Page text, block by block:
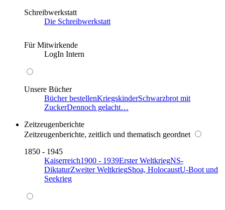
Schreibwerkstatt
Die Schreibwerkstatt
Für Mitwirkende
LogIn Intern
Unsere Bücher
Bücher bestellenKriegskinderSchwarzbrot mit
ZuckerDennoch gelacht…
Zeitzeugenberichte
Zeitzeugenberichte, zeitlich und thematisch geordnet
1850 - 1945
Kaiserreich1900 - 1939Erster WeltkriegNS-
DiktaturZweiter WeltkriegShoa, HolocaustU-Boot und
Seekrieg